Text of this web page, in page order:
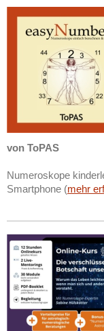
von ToPAS
Numeroskope
Smartphone (mehr